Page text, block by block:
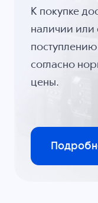
К покупке
наличии или
согласно
цены.